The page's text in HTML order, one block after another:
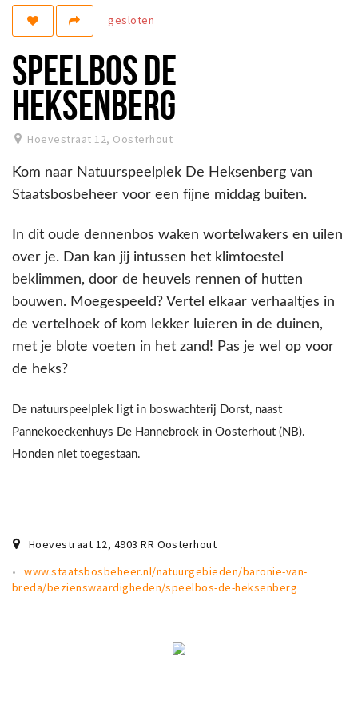
Koopzondagen
Bezienswaardigheden
Musea, theaters & podia
Uitjes & activiteiten
Natuurgebieden
Baroniepoorten
gesloten
SPEELBOS DE
HEKSENBERG
Hoevestraat 12, Oosterhout
Kom naar Natuurspeelplek De Heksenberg van
Staatsbosbeheer voor een fijne middag buiten.
In dit oude dennenbos waken wortelwakers en uilen
over je. Dan kan jij intussen het klimtoestel
beklimmen, door de heuvels rennen of hutten
bouwen. Moegespeeld? Vertel elkaar verhaaltjes in
de vertelhoek of kom lekker luieren in de duinen,
met je blote voeten in het zand! Pas je wel op voor
de heks?
De natuurspeelplek ligt in boswachterij Dorst, naast
Pannekoeckenhuys De Hannebroek in Oosterhout (NB).
Honden niet toegestaan.
Hoevestraat 12, 4903 RR Oosterhout
www.staatsbosbeheer.nl/natuurgebieden/baronie-van-
breda/bezienswaardigheden/speelbos-de-heksenberg